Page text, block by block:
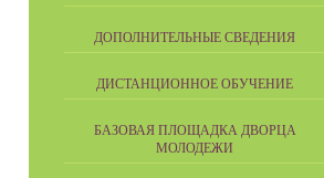
ДОПОЛНИТЕЛЬНЫЕ СВЕДЕНИЯ
ДИСТАНЦИОННОЕ ОБУЧЕНИЕ
БАЗОВАЯ ПЛОЩАДКА ДВОРЦА
МОЛОДЕЖИ